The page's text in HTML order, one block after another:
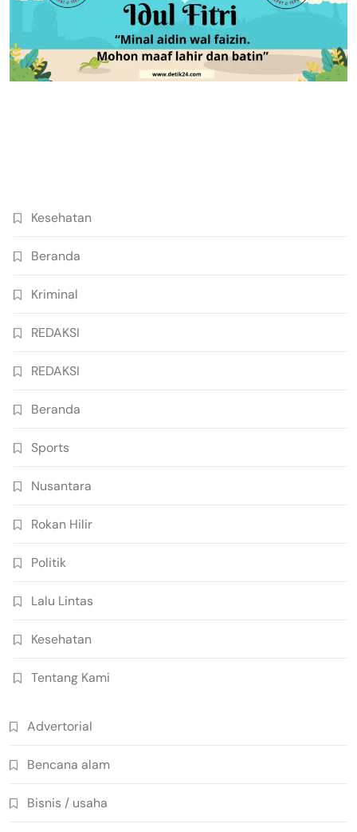
Kesehatan
Beranda
Kriminal
REDAKSI
REDAKSI
Beranda
Sports
Nusantara
Rokan Hilir
Politik
Lalu Lintas
Kesehatan
Tentang Kami
Advertorial
Bencana alam
Bisnis / usaha